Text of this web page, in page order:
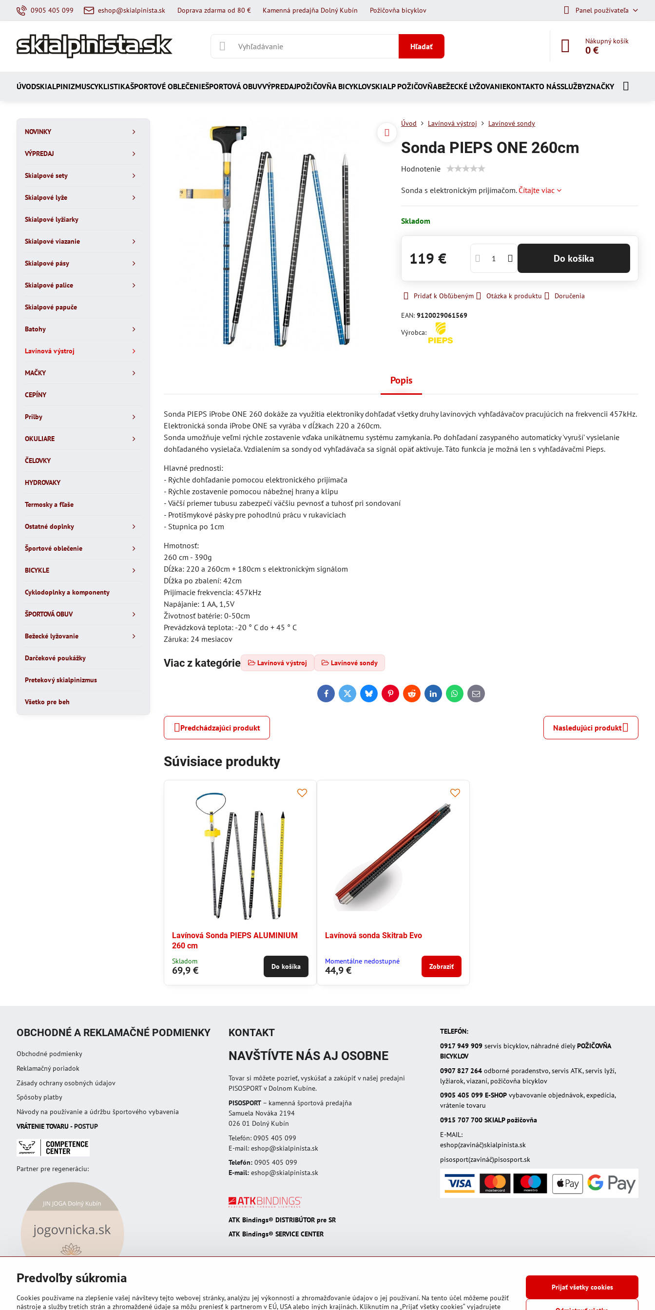
0905 405 099 eshop@skialpinista.sk Doprava zdarma od 80 € Kamenná predajňa Dolný Kubín Požičovňa bicyklov Panel používateľa
Hľadať
Nákupný košík
0 €
ÚVODSKIALPINIZMUSCYKLISTIKAŠPORTOVÉ OBLEČENIEŠPORTOVÁ OBUVVÝPREDAJPOŽIČOVŇA BICYKLOVSKIALP POŽIČOVŇABEŽECKÉ LYŽOVANIEKONTAKTO NÁSSLUŽBYZNAČKY
Úvod Lavínová výstroj Lavínové sondy
Sonda PIEPS ONE 260cm
Hodnotenie
Sonda s elektronickým prijímačom. Čítajte viac
Skladom
119 € Do košíka
Pridať k Obľúbeným Otázka k produktu Doručenia
EAN:9120029061569
Výrobca:
Popis
Sonda PIEPS iProbe ONE 260 dokáže za využitia elektroniky dohľadať všetky druhy lavínových vyhľadávačov pracujúcich na frekvencii 457kHz.
Elektronická sonda iProbe ONE sa vyrába v dĺžkach 220 a 260cm.
Sonda umožňuje veľmi rýchle zostavenie vďaka unikátnemu systému zamykania. Po dohľadaní zasypaného automaticky 'vyruší' vysielanie
dohľadaného vysielača. Vzdialením sa sondy od vyhľadávača sa signál opäť aktivuje. Táto funkcia je možná len s vyhľadávačmi Pieps.
Hlavné prednosti:
- Rýchle dohľadanie pomocou elektronického prijímača
- Rýchle zostavenie pomocou nábežnej hrany a klipu
- Väčší priemer tubusu zabezpečí väčšiu pevnosť a tuhosť pri sondovaní
- Protišmykové pásky pre pohodlnú prácu v rukaviciach
- Stupnica po 1cm
Hmotnosť:
260 cm - 390g
Dĺžka: 220 a 260cm + 180cm s elektronickým signálom
Dĺžka po zbalení: 42cm
Prijímacie frekvencia: 457kHz
Napájanie: 1 AA, 1,5V
Životnosť batérie: 0-50cm
Prevádzková teplota: -20 ° C do + 45 ° C
Záruka: 24 mesiacov
Viac z kategórie Lavínová výstroj Lavínové sondy
FacebookTwitterBlueskyPinterestRedditLinkedInWhatsApp
E-
mail
Predchádzajúci produkt Nasledujúci produkt
Súvisiace produkty
Lavínová Sonda PIEPS ALUMINIUM
260 cm
Skladom
69,9 € Do košíka
Lavínová sonda Skitrab Evo
Momentálne nedostupné
44,9 € Zobraziť
NOVINKY
VÝPREDAJ
Skialpové sety
Skialpové lyže
Skialpové lyžiarky
Skialpové viazanie
Skialpové pásy
Skialpové palice
Skialpové papuče
Batohy
Lavínová výstroj
MAČKY
CEPÍNY
Prilby
OKULIARE
ČELOVKY
HYDROVAKY
Termosky a fľaše
Ostatné doplnky
Športové oblečenie
BICYKLE
Cyklodoplnky a komponenty
ŠPORTOVÁ OBUV
Bežecké lyžovanie
Darčekové poukážky
Pretekový skialpinizmus
Všetko pre beh
OBCHODNÉ A REKLAMAČNÉ PODMIENKY
Obchodné podmienky
Reklamačný poriadok
Zásady ochrany osobných údajov
Spôsoby platby
Návody na používanie a údržbu športového vybavenia
VRÁTENIE TOVARU - POSTUP
Partner pre regeneráciu:
KONTAKT
NAVŠTÍVTE NÁS AJ OSOBNE
Tovar si môžete pozrieť, vyskúšať a zakúpiť v našej predajni
PISOSPORT v Dolnom Kubíne.
PISOSPORT– kamenná športová predajňa
Samuela Nováka 2194
026 01 Dolný Kubín
Telefón: 0905 405 099
E-mail: eshop@skialpinista.sk
Telefón:0905 405 099
E-mail: eshop@skialpinista.sk
ATK Bindings® DISTRIBÚTOR pre SR
ATK Bindings® SERVICE CENTER
TELEFÓN:
0917 949 909 servis bicyklov, náhradné dielyPOŽIČOVŇA
BICYKLOV
0907 827 264odborné poradenstvo, servis ATK, servis lyží,
lyžiarok, viazaní, požičovňa bicyklov
0905 405 099 E-SHOP vybavovanie objednávok, expedícia,
vrátenie tovaru
0915 707 700SKIALP požičovňa
E-MAIL:
eshop(zavináč)skialpinista.sk
pisosport(zavináč)pisosport.sk
Predvoľby súkromia
Cookies používame na zlepšenie vašej návštevy tejto webovej stránky, analýzu jej výkonnosti a zhromažďovanie údajov o jej používaní. Na tento účel môžeme použiť
nástroje a služby tretích strán a zhromaždené údaje sa môžu preniesť k partnerom v EÚ, USA alebo iných krajinách. Kliknutím na „Prijať všetky cookies“ vyjadrujete
Prijať všetky cookies